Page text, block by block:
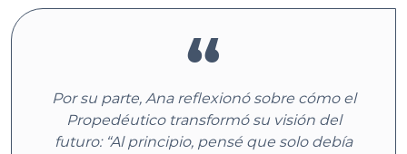
Por su parte, Ana reflexionó sobre cómo el
Propedéutico transformó su visión del
futuro: “Al principio, pensé que solo debía